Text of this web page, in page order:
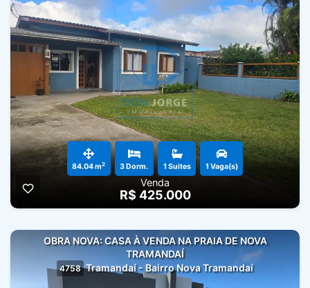
84.04 m2 3 Dorm. 1 Suites 1 Vaga(s)
Venda
R$ 425.000
OBRA NOVA: CASA À VENDA NA PRAIA DE NOVA
TRAMANDAÍ
4758 Tramandaí - Bairro Nova Tramandaí